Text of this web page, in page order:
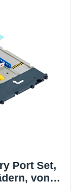
Port Set,
von